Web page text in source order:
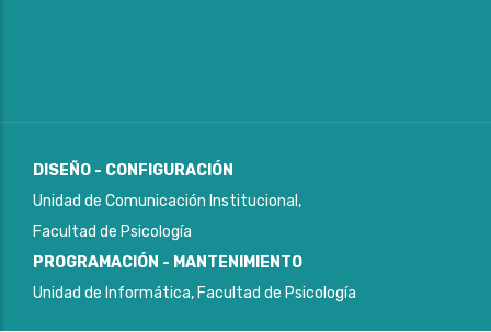
DISEÑO - CONFIGURACIÓN
Unidad de Comunicación Institucional,
Facultad de Psicología
PROGRAMACIÓN - MANTENIMIENTO
Unidad de Informática, Facultad de Psicología